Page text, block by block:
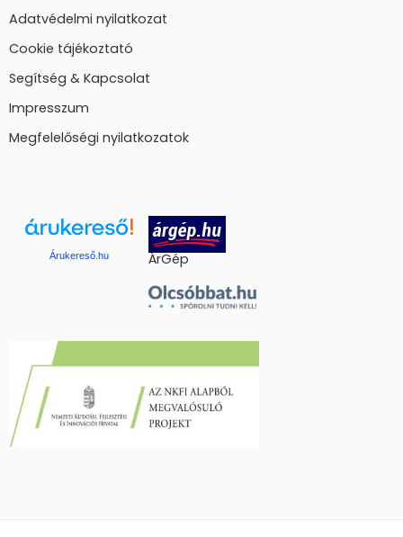
Adatvédelmi nyilatkozat
Cookie tájékoztató
Segítség & Kapcsolat
Impresszum
Megfelelőségi nyilatkozatok
Árukereső.hu ÁrGép